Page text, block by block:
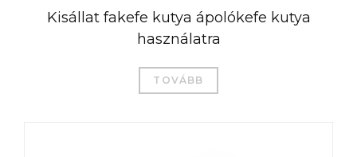
Kisállat fakefe kutya ápolókefe kutya
használatra
TOVÁBB